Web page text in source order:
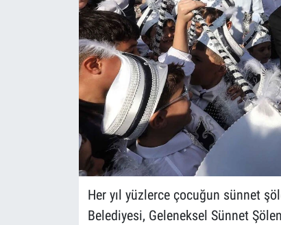
Her yıl yüzlerce çocuğun sünnet
Belediyesi, Geleneksel Sünnet